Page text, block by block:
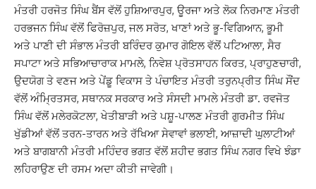
ਮੰਤਰੀ ਹਰਜੋਤ ਸਿੰਘ ਬੈਂਸ ਵੱਲੋਂ ਹੁਸ਼ਿਆਰਪੁਰ, ਊਰਜਾ ਅਤੇ ਲੋਕ ਨਿਰਮਾਣ ਮੰਤਰੀ
ਹਰਭਜਨ ਸਿੰਘ ਵੱਲੋਂ ਫਿਰੋਜ਼ਪੁਰ, ਜਲ ਸਰੋਤ, ਖਾਣਾਂ ਅਤੇ ਭੂ-ਵਿਗਿਆਨ, ਭੂਮੀ
ਅਤੇ ਪਾਣੀ ਦੀ ਸੰਭਾਲ ਮੰਤਰੀ ਬਰਿੰਦਰ ਕੁਮਾਰ ਗੋਇਲ ਵੱਲੋਂ ਪਟਿਆਲਾ, ਸੈਰ
ਸਪਾਟਾ ਅਤੇ ਸਭਿਆਚਾਰਾਕ ਮਾਮਲੇ, ਨਿਵੇਸ਼ ਪ੍ਰੋਤਸਾਹਨ ਕਿਰਤ, ਪ੍ਰਾਹੁਣਚਾਰੀ,
ਉਦਯੋਗ ਤੇ ਵਣਜ ਅਤੇ ਪੇਂਡੂ ਵਿਕਾਸ ਤੇ ਪੰਚਾਇਤ ਮੰਤਰੀ ਤਰੁਨਪ੍ਰੀਤ ਸਿੰਘ ਸੌਂਦ
ਵੱਲੋਂ ਅੰਮ੍ਰਿਤਸਰ, ਸਥਾਨਕ ਸਰਕਾਰ ਅਤੇ ਸੰਸਦੀ ਮਾਮਲੇ ਮੰਤਰੀ ਡਾ. ਰਵਜੋਤ
ਸਿੰਘ ਵੱਲੋਂ ਮਲੇਰਕੋਟਲਾ, ਖੇਤੀਬਾੜੀ ਅਤੇ ਪਸ਼ੂ-ਪਾਲਣ ਮੰਤਰੀ ਗੁਰਮੀਤ ਸਿੰਘ
ਖੁੱਡੀਆਂ ਵੱਲੋਂ ਤਰਨ-ਤਾਰਨ ਅਤੇ ਰੱਖਿਆ ਸੇਵਾਵਾਂ ਭਲਾਈ, ਆਜ਼ਾਦੀ ਘੁਲਾਟੀਆਂ
ਅਤੇ ਬਾਗਬਾਨੀ ਮੰਤਰੀ ਮਹਿੰਦਰ ਭਗਤ ਵੱਲੋਂ ਸ਼ਹੀਦ ਭਗਤ ਸਿੰਘ ਨਗਰ ਵਿਖੇ ਝੰਡਾ
ਲਹਿਰਾਉਣ ਦੀ ਰਸਮ ਅਦਾ ਕੀਤੀ ਜਾਵੇਗੀ।